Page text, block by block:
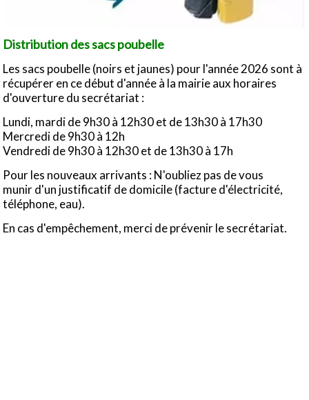
Distribution des sacs poubelle
Les sacs poubelle (noirs et jaunes) pour l'année 2026 sont à
récupérer en ce début d'année à la mairie aux horaires
d'ouverture du secrétariat :
Lundi, mardi de 9h30 à 12h30 et de 13h30 à 17h30
Mercredi de 9h30 à 12h
Vendredi de 9h30 à 12h30 et de 13h30 à 17h
Pour les nouveaux arrivants : N'oubliez pas de vous
munir d'un justificatif de domicile (facture d'électricité,
téléphone, eau).
En cas d'empêchement, merci de prévenir le secrétariat.